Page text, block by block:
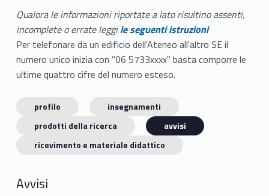
Qualora le informazioni riportate a lato risultino assenti,
incomplete o errate leggile seguenti istruzioni
Per telefonare da un edificio dell'Ateneo all'altro SE il
numero unico inizia con "06 5733xxxx" basta comporre le
ultime quattro cifre del numero esteso.
profilo
insegnamenti
prodotti della ricerca
avvisi
ricevimento e materiale didattico
Avvisi